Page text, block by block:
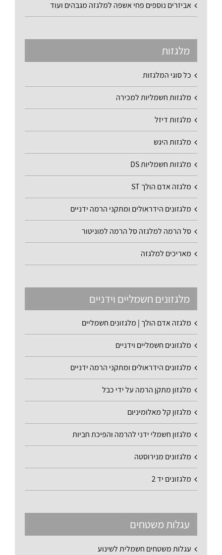
אביזרים נוספים פחי אשפה למלגזה מגבהים ועוד
מלגזות
כל סוגי המלגזות
מלגזות חשמליות למכירה
מלגזות דיזל
מלגזות היגש
מלגזות חשמליות DS
מלגזה אדם הולך ST
מלגזונים הידראולים ומתקני הרמה ידניים
סל הרמה למלגזה סל הרמה למוניטור
מאריכים למלגזה
מלגזונים חשמליים וידניים
מלגזה אדם הולך | מלגזונים חשמליים
מלגזונים חשמליים וידניים
מלגזונים הידראולים ומתקני הרמה ידניים
מלגזון מתקן הרמה על ידי כבל
מלגזון קל מאלומיניום
מלגזון חשמלי ידני להרמה והפיכת חביות
מלגזונים מנירוסטה
מלגזונים יד 2
עגלות משטחים
עגלות משטחים חשמלית לשינוע